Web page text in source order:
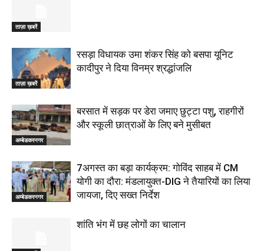
ताज़ा ख़बरें
ताज़ा ख़बरें
रसड़ा विधायक उमा शंकर सिंह को बसपा यूनिट
कादीपुर ने दिया विनम्र श्रद्धांजलि
अम्बेडकरनगर
बरसात में सड़क पर डेरा जमाए छुट्टा पशु, राहगीरों
और स्कूली छात्राओं के लिए बने मुसीबत
अम्बेडकरनगर
7अगस्त का बड़ा कार्यक्रम: गोविंद साहब में CM
योगी का दौरा: मंडलायुक्त-DIG ने तैयारियों का लिया
जायजा, दिए सख्त निर्देश
शांति भंग में छह लोगों का चालान